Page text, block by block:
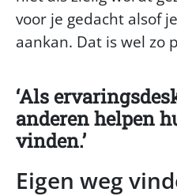
voor je gedacht alsof
aankan. Dat is wel zo
Als
anderen helpen
vinden.
Eigen weg